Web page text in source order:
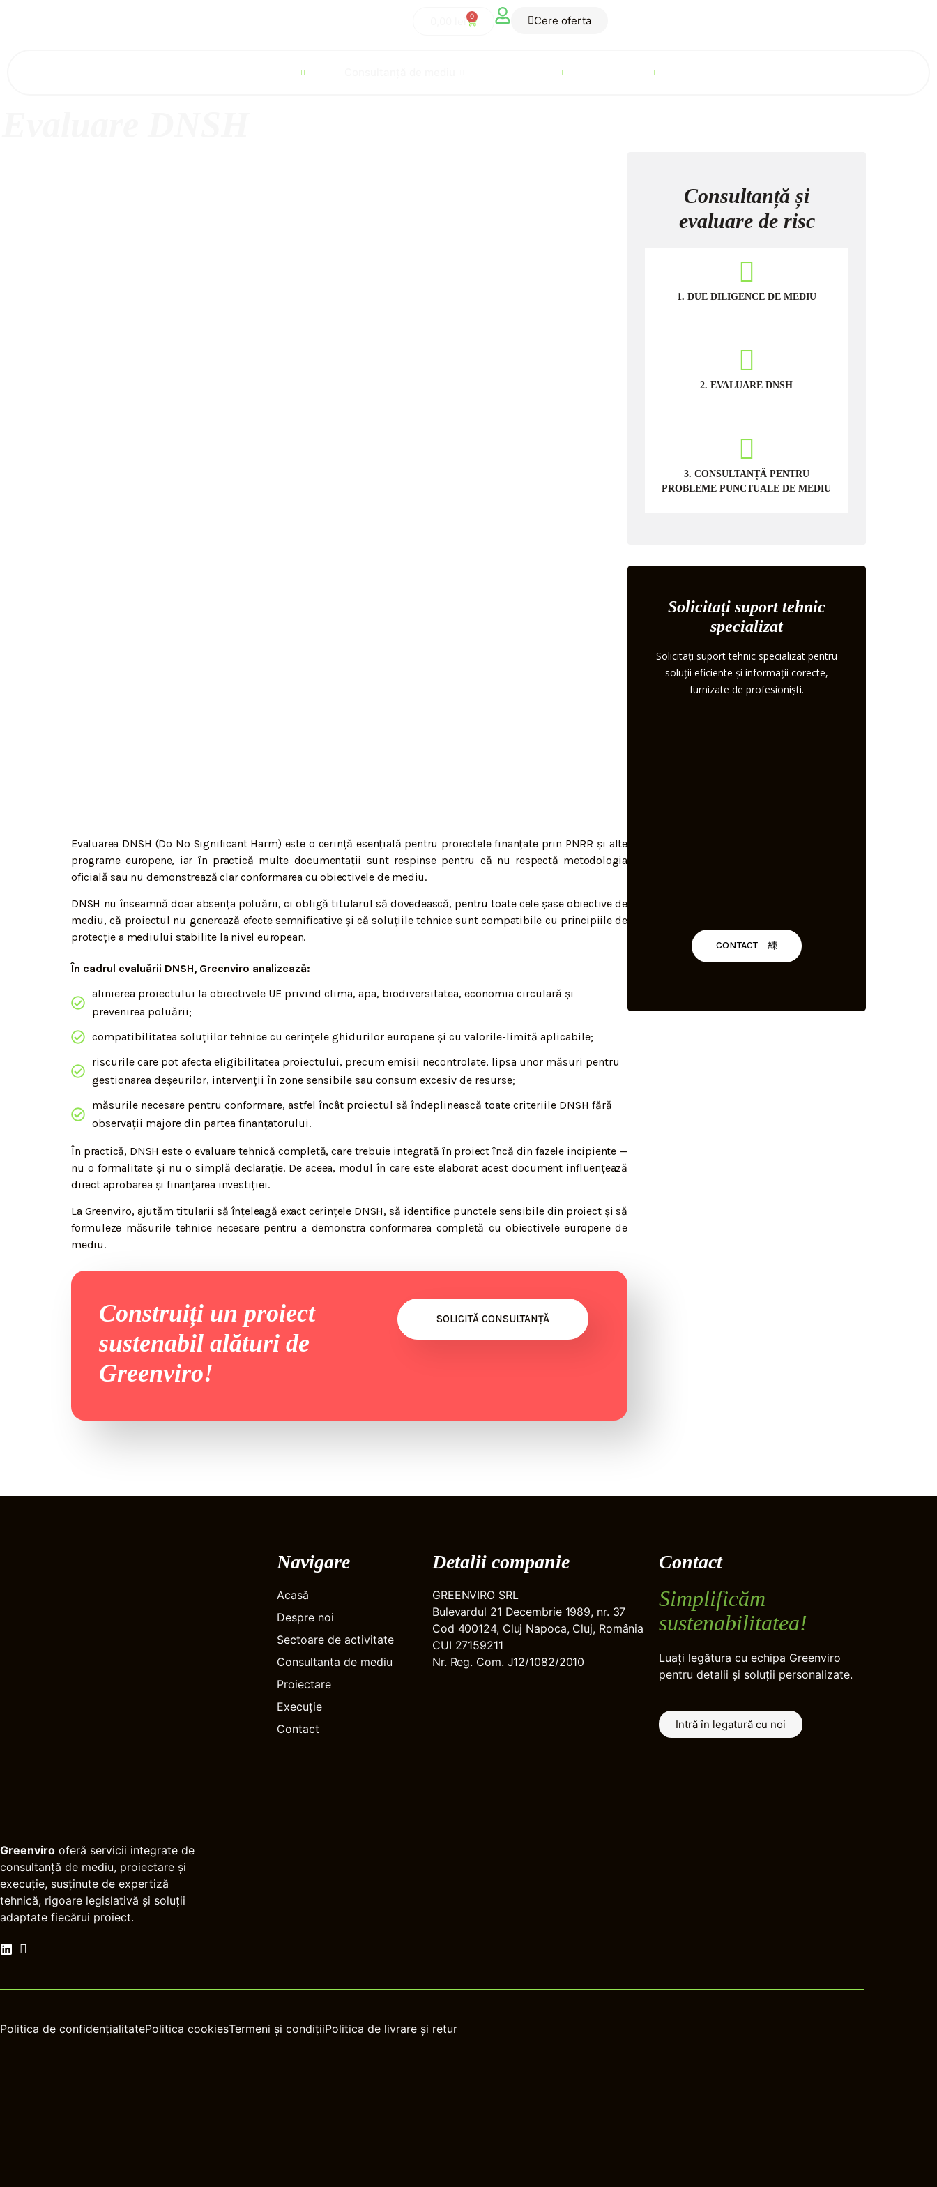
0 Cere oferta
Evaluarea DNSH (Do No Significant Harm) este o cerință esențială pentru proiectele finanțate prin PNRR și alte
programe europene, iar în practică multe documentații sunt respinse pentru că nu respectă metodologia
oficială sau nu demonstrează clar conformarea cu obiectivele de mediu.
DNSH nu înseamnă doar absența poluării, ci obligă titularul să dovedească, pentru toate cele șase obiective de
mediu, că proiectul nu generează efecte semnificative și că soluțiile tehnice sunt compatibile cu principiile de
protecție a mediului stabilite la nivel european.
În cadrul evaluării DNSH, Greenviro analizează:
alinierea proiectului la obiectivele UE privind clima, apa, biodiversitatea, economia circulară și
prevenirea poluării;
compatibilitatea soluțiilor tehnice cu cerințele ghidurilor europene și cu valorile-limită aplicabile;
riscurile care pot afecta eligibilitatea proiectului, precum emisii necontrolate, lipsa unor măsuri pentru
gestionarea deșeurilor, intervenții în zone sensibile sau consum excesiv de resurse;
măsurile necesare pentru conformare, astfel încât proiectul să îndeplinească toate criteriile DNSH fără
observații majore din partea finanțatorului.
În practică, DNSH este o evaluare tehnică completă, care trebuie integrată în proiect încă din fazele incipiente —
nu o formalitate și nu o simplă declarație. De aceea, modul în care este elaborat acest document influențează
direct aprobarea și finanțarea investiției.
La Greenviro, ajutăm titularii să înțeleagă exact cerințele DNSH, să identifice punctele sensibile din proiect și să
formuleze măsurile tehnice necesare pentru a demonstra conformarea completă cu obiectivele europene de
mediu.
Construiți un proiect
sustenabil alături de
Greenviro!
SOLICITĂ CONSULTANȚĂ
Consultanță și
evaluare de risc
1. DUE DILIGENCE DE MEDIU
2. EVALUARE DNSH
3. CONSULTANȚĂ PENTRU
PROBLEME PUNCTUALE DE MEDIU
Solicitați suport tehnic
specializat
Solicitați suport tehnic specializat pentru
soluții eficiente și informații corecte,
furnizate de profesioniști.
CONTACT
Greenviro oferă servicii integrate de
consultanță de mediu, proiectare și
execuție, susținute de expertiză
tehnică, rigoare legislativă și soluții
adaptate fiecărui proiect.
Navigare
Acasă
Despre noi
Sectoare de activitate
Consultanta de mediu
Proiectare
Execuție
Contact
Detalii companie
GREENVIRO SRL
Bulevardul 21 Decembrie 1989, nr. 37
Cod 400124, Cluj Napoca, Cluj, România
CUI 27159211
Nr. Reg. Com. J12/1082/2010
Contact
Simplificăm
sustenabilitatea!
Luați legătura cu echipa Greenviro
pentru detalii și soluții personalizate.
Intră în legatură cu noi
Politica de confidențialitatePolitica cookiesTermeni și condițiiPolitica de livrare și retur